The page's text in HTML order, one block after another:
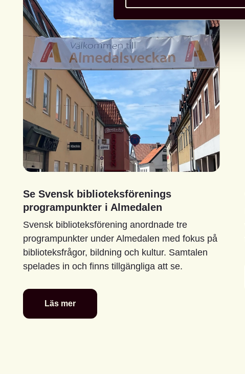
Se Svensk biblioteksförenings
programpunkter i Almedalen
Svensk biblioteksförening anordnade tre
programpunkter under Almedalen med fokus på
biblioteksfrågor, bildning och kultur. Samtalen
spelades in och finns tillgängliga att se.
Läs mer
Se
Svensk